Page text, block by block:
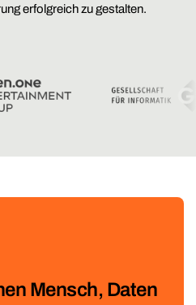
erfolgreich zu gestalten.
Mensch, Daten